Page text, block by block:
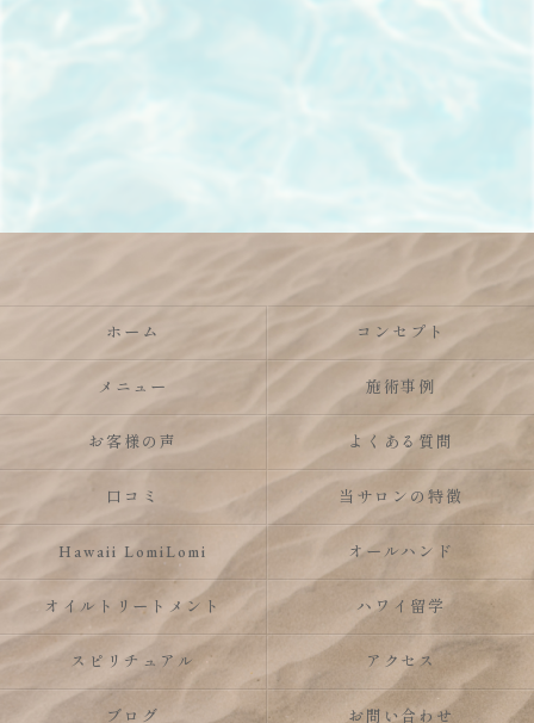
ホーム コンセプト
メニュー 施術事例
お客様の声 よくある質問
口コミ 当サロンの特徴
Hawaii LomiLomi オールハンド
オイルトリートメント ハワイ留学
スピリチュアル アクセス
ブログ お問い合わせ